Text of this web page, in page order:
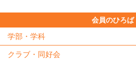
会員のひろば
学部・学科
クラブ・同好会